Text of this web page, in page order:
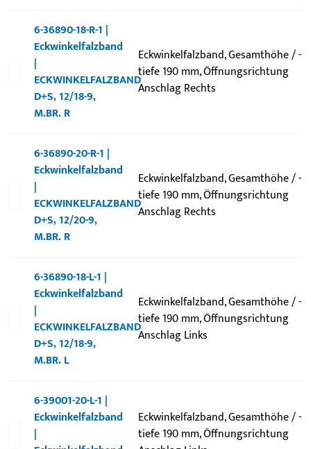
6-36890-18-R-1 |
Eckwinkelfalzband
|
ECKWINKELFALZBAND
D+S, 12/18-9,
M.BR. R
Eckwinkelfalzband, Gesamthöhe / -
tiefe 190 mm, Öffnungsrichtung
Anschlag Rechts
6-36890-20-R-1 |
Eckwinkelfalzband
|
ECKWINKELFALZBAND
D+S, 12/20-9,
M.BR. R
Eckwinkelfalzband, Gesamthöhe / -
tiefe 190 mm, Öffnungsrichtung
Anschlag Rechts
6-36890-18-L-1 |
Eckwinkelfalzband
|
ECKWINKELFALZBAND
D+S, 12/18-9,
M.BR. L
Eckwinkelfalzband, Gesamthöhe / -
tiefe 190 mm, Öffnungsrichtung
Anschlag Links
6-39001-20-L-1 |
Eckwinkelfalzband
|
Eckwinkelfalzband, Gesamthöhe / -
tiefe 190 mm, Öffnungsrichtung